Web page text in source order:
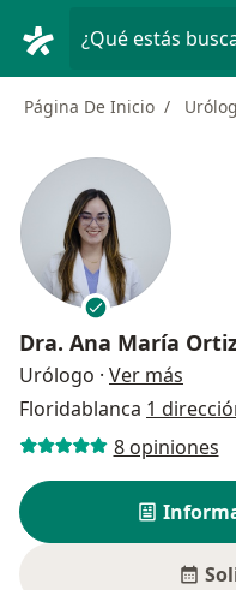
¿Qué estás
Página De Inicio
Dra. Ana María
Urólogo · Ver más
Floridablanca 1
8 opiniones